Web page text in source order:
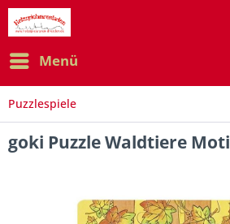
Menü
Puzzlespiele
goki Puzzle Waldtiere